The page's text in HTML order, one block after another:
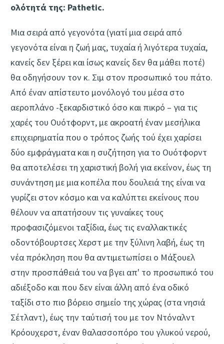
ολότητά της: Pathetic.
Μια σειρά από γεγονότα (γιατί μια σειρά από
γεγονότα είναι η ζωή μας, τυχαία ή λιγότερα τυχαία,
κανείς δεν ξέρει και ίσως κανείς δεν θα μάθει ποτέ)
θα οδηγήσουν τον κ. Σιμ στον προσωπικό του πάτο.
Από έναν απίστευτο μονόλογό του μέσα στο
αεροπλάνο -ξεκαρδιστικό όσο και πικρό – για τις
χαρές του Ουότφορντ, με ακροατή έναν μεσήλικα
επιχειρηματία που ο τρόπος ζωής τού έχει χαρίσει
δύο εμφράγματα και η συζήτηση για το Ουότφορντ
θα αποτελέσει τη χαριστική βολή για εκείνον, έως τη
συνάντηση με μια κοπέλα που δουλειά της είναι να
γυρίζει στον κόσμο και να καλύπτει εκείνους που
θέλουν να απατήσουν τις γυναίκες τους
προφασιζόμενοι ταξίδια, έως τις εναλλακτικές
οδοντόβουρτσες Χερστ με την ξύλινη λαβή, έως τη
νέα πρόκληση που θα αντιμετωπίσει ο Μάξουελ
στην προσπάθειά του να βγει απ' το προσωπικό του
αδιέξοδο και που δεν είναι άλλη από ένα οδικό
ταξίδι στο πιο βόρειο σημείο της χώρας (στα νησιά
Σέτλαντ), έως την ταύτισή του με τον Ντόναλντ
Κρόουχερστ, έναν θαλασσοπόρο του γλυκού νερού,